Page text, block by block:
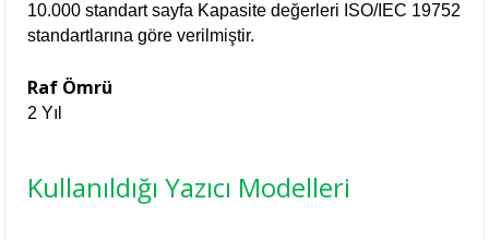
10.000 standart sayfa Kapasite değerleri ISO/IEC 19752
standartlarına göre verilmiştir.
Raf Ömrü
2 Yıl
Kullanıldığı Yazıcı Modelleri